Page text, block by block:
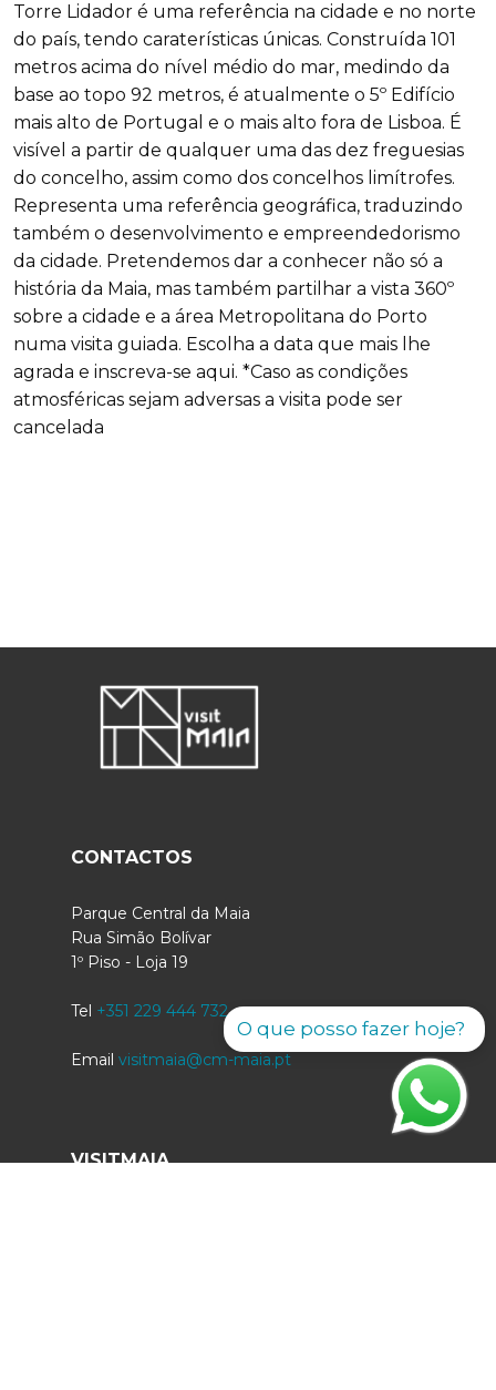
Torre Lidador é uma referência na cidade e no norte
do país, tendo caraterísticas únicas. Construí­da 101
metros acima do nível médio do mar, medindo da
base ao topo 92 metros, é atualmente o 5º Edifício
mais alto de Portugal e o mais alto fora de Lisboa. É
visível a partir de qualquer uma das dez freguesias
do concelho, assim como dos concelhos limítrofes.
Representa uma referência geográfica, traduzindo
também o desenvolvimento e empreendedorismo
da cidade. Pretendemos dar a conhecer não só a
história da Maia, mas também partilhar a vista 360º
sobre a cidade e a área Metropolitana do Porto
numa visita guiada. Escolha a data que mais lhe
agrada e inscreva-se aqui. *Caso as condições
atmosféricas sejam adversas a visita pode ser
cancelada
O que posso fazer hoje?
CONTACTOS
Parque Central da Maia
Rua Simão Bolívar
1º Piso - Loja 19
Tel +351 229 444 732
Email visitmaia@cm-maia.pt
VISITMAIA